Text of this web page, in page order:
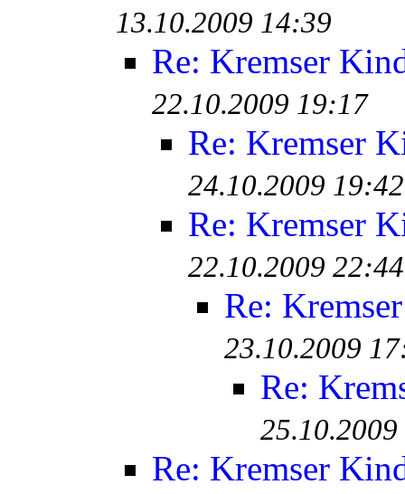
13.10.2009 14:39
Re: Kremser
22.10.2009 19:17
Re: Kremser
24.10.2009 19:42
Re: Kremser
22.10.2009 22:44
Re:
23.10.2009
Re:
Re: Kremser